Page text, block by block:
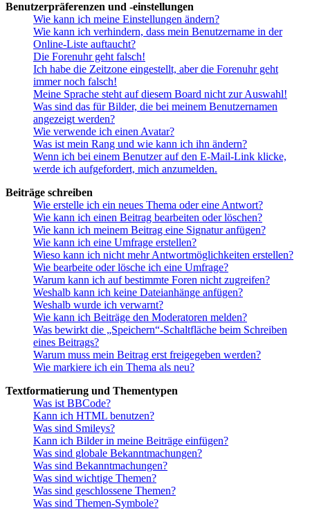
Benutzerpräferenzen und -einstellungen
Wie kann ich meine Einstellungen ändern?
Wie kann ich verhindern, dass mein Benutzername in der
Online-Liste auftaucht?
Die Forenuhr geht falsch!
Ich habe die Zeitzone eingestellt, aber die Forenuhr geht
immer noch falsch!
Meine Sprache steht auf diesem Board nicht zur Auswahl!
Was sind das für Bilder, die bei meinem Benutzernamen
angezeigt werden?
Wie verwende ich einen Avatar?
Was ist mein Rang und wie kann ich ihn ändern?
Wenn ich bei einem Benutzer auf den E-Mail-Link klicke,
werde ich aufgefordert, mich anzumelden.
Beiträge schreiben
Wie erstelle ich ein neues Thema oder eine Antwort?
Wie kann ich einen Beitrag bearbeiten oder löschen?
Wie kann ich meinem Beitrag eine Signatur anfügen?
Wie kann ich eine Umfrage erstellen?
Wieso kann ich nicht mehr Antwortmöglichkeiten erstellen?
Wie bearbeite oder lösche ich eine Umfrage?
Warum kann ich auf bestimmte Foren nicht zugreifen?
Weshalb kann ich keine Dateianhänge anfügen?
Weshalb wurde ich verwarnt?
Wie kann ich Beiträge den Moderatoren melden?
Was bewirkt die „Speichern“-Schaltfläche beim Schreiben
eines Beitrags?
Warum muss mein Beitrag erst freigegeben werden?
Wie markiere ich ein Thema als neu?
Textformatierung und Thementypen
Was ist BBCode?
Kann ich HTML benutzen?
Was sind Smileys?
Kann ich Bilder in meine Beiträge einfügen?
Was sind globale Bekanntmachungen?
Was sind Bekanntmachungen?
Was sind wichtige Themen?
Was sind geschlossene Themen?
Was sind Themen-Symbole?